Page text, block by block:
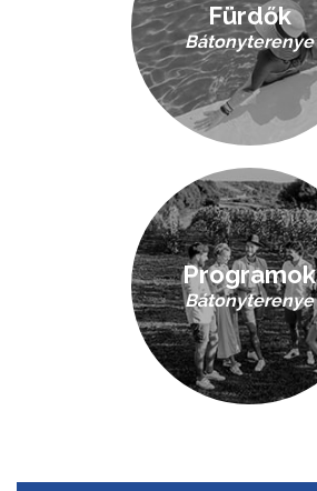
Fürdők
Bátonyterenye
Programok
Bátonyterenye